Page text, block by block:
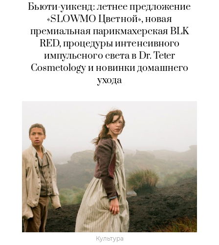
Бьюти-уикенд: летнее предложение
«SLOWMO Цветной», новая
премиальная парикмахерская BLK
RED, процедуры интенсивного
импульсного света в Dr. Teter
Cosmetology и новинки домашнего
ухода
Культура